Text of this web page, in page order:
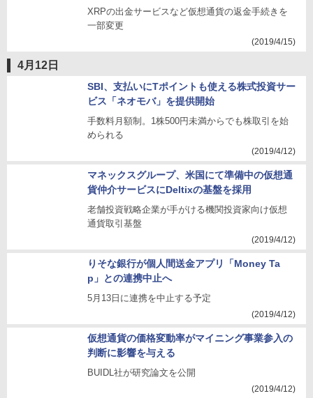
XRPの出金サービスなど仮想通貨の返金手続きを
一部変更
(2019/4/15)
4月12日
SBI、支払いにTポイントも使える株式投資サー
ビス「ネオモバ」を提供開始
手数料月額制。1株500円未満からでも株取引を始
められる
(2019/4/12)
マネックスグループ、米国にて準備中の仮想通
貨仲介サービスにDeltixの基盤を採用
老舗投資戦略企業が手がける機関投資家向け仮想
通貨取引基盤
(2019/4/12)
りそな銀行が個人間送金アプリ「Money Ta
p」との連携中止へ
5月13日に連携を中止する予定
(2019/4/12)
仮想通貨の価格変動率がマイニング事業参入の
判断に影響を与える
BUIDL社が研究論文を公開
(2019/4/12)